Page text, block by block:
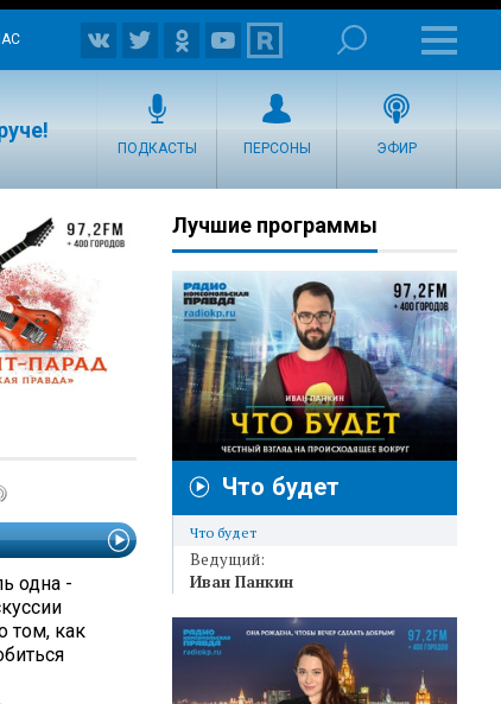
ПОДКАСТЫ ПЕРСОНЫ ЭФИР
одна -
том, как
Лучшие программы
Что будет
Что будет
Ведущий:
Иван Панкин